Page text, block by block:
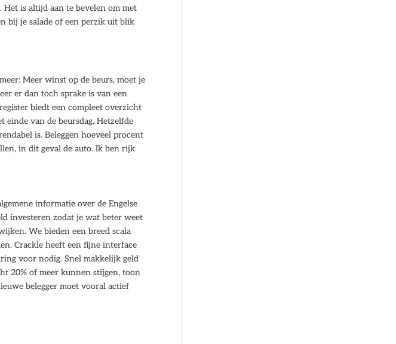
is altijd aan te bevelen om met
bij je salade of een perzik uit blik
Meer winst op de beurs, moet je
er dan toch sprake is van een
biedt een compleet overzicht
van de beursdag. Hetzelfde
is. Beleggen hoeveel procent
in dit geval de auto. Ik ben rijk
informatie over de Engelse
investeren zodat je wat beter weet
We bieden een breed scala
Crackle heeft een fijne interface
voor nodig. Snel makkelijk geld
20% of meer kunnen stijgen, toon
belegger moet vooral actief